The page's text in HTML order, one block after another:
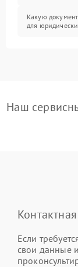
Какую
для
Наш
Если
свои данные